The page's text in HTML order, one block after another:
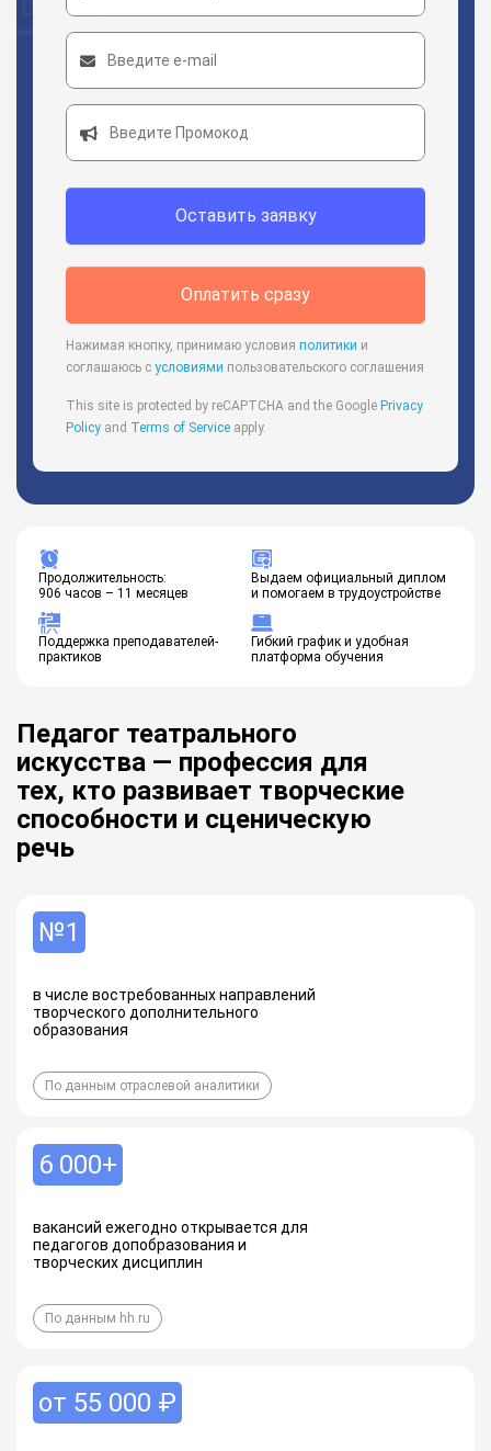
Оставить заявку
Оплатить сразу
Нажимая кнопку, принимаю условия политики и
соглашаюсь с условиями пользовательского соглашения
This site is protected by reCAPTCHA and the Google Privacy
Policy and Terms of Service apply.
Продолжительность:
906 часов – 11 месяцев
Выдаем официальный диплом
и помогаем в трудоустройстве
Поддержка преподавателей-
практиков
Гибкий график и удобная
платформа обучения
Педагог театрального
искусства — профессия для
тех, кто развивает творческие
способности и сценическую
речь
№1
в числе востребованных направлений
творческого дополнительного
образования
По данным отраслевой аналитики
6 000+
вакансий ежегодно открывается для
педагогов допобразования и
творческих дисциплин
По данным hh.ru
от 55 000 ₽